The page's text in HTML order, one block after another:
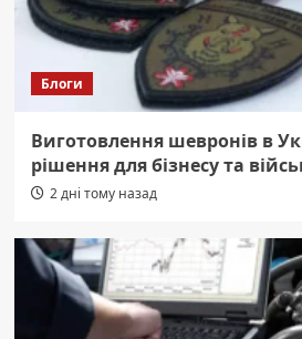
Блоги
Виготовлення шевронів в
рішення для бізнесу та
2 дні тому назад